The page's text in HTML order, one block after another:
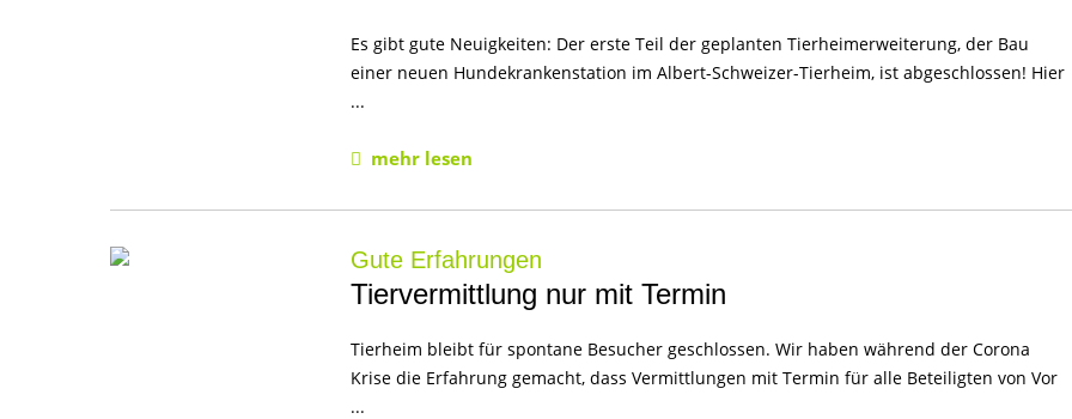
Es gibt gute Neuigkeiten: Der erste Teil der geplanten Tierheimerweiterung, der Bau
einer neuen Hundekrankenstation im Albert-Schweizer-Tierheim, ist abgeschlossen! Hier
...
mehr lesen
Gute Erfahrungen
Tiervermittlung nur mit Termin
Tierheim bleibt für spontane Besucher geschlossen. Wir haben während der Corona
Krise die Erfahrung gemacht, dass Vermittlungen mit Termin für alle Beteiligten von Vor
...